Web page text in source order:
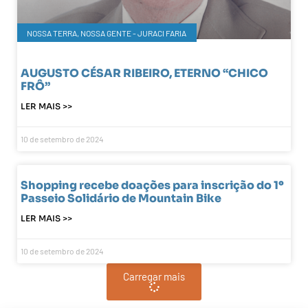
NOSSA TERRA, NOSSA GENTE - JURACI FARIA
AUGUSTO CÉSAR RIBEIRO, ETERNO “CHICO
FRÔ”
LER MAIS >>
10 de setembro de 2024
Shopping recebe doações para inscrição do 1º
Passeio Solidário de Mountain Bike
LER MAIS >>
10 de setembro de 2024
Carregar mais